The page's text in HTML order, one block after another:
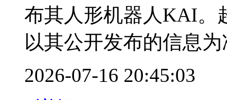
布其人形机器人KAI。
以其公开发布的信息
2026-07-16 20:45:03